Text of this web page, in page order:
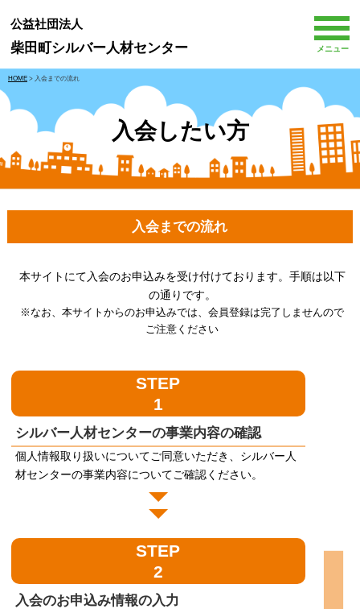
公益社団法人
柴田町シルバー人材センター メニュー
HOME > 入会までの流れ
入会したい方
入会までの流れ
本サイトにて入会のお申込みを受け付けております。手順は以下
の通りです。
※なお、本サイトからのお申込みでは、会員登録は完了しませんので
ご注意ください
STEP
1
シルバー人材センターの事業内容の確認
個人情報取り扱いについてご同意いただき、シルバー人
材センターの事業内容についてご確認ください。
STEP
2
入会のお申込み情報の入力